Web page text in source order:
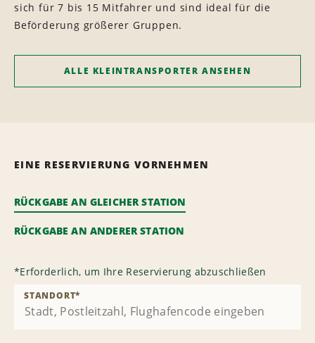
sich für 7 bis 15 Mitfahrer und sind ideal für die
Beförderung größerer Gruppen.
ALLE KLEINTRANSPORTER ANSEHEN
EINE RESERVIERUNG VORNEHMEN
RÜCKGABE AN GLEICHER STATION
RÜCKGABE AN ANDERER STATION
*Erforderlich, um Ihre Reservierung abzuschließen
STANDORT*